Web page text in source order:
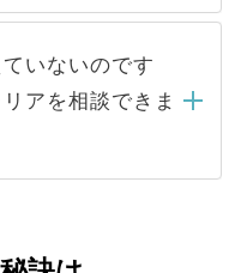
応募が殺到する場
件に合った人材の
するケースが増え
ません。内定先へ
パートナーが行い
とはありませんの
サイトからの登録
様の個人情報は、
および転職活動の
ます。お預かりし
タはご本人の許可
いないのです
アを相談できま
機関の状況や紹介